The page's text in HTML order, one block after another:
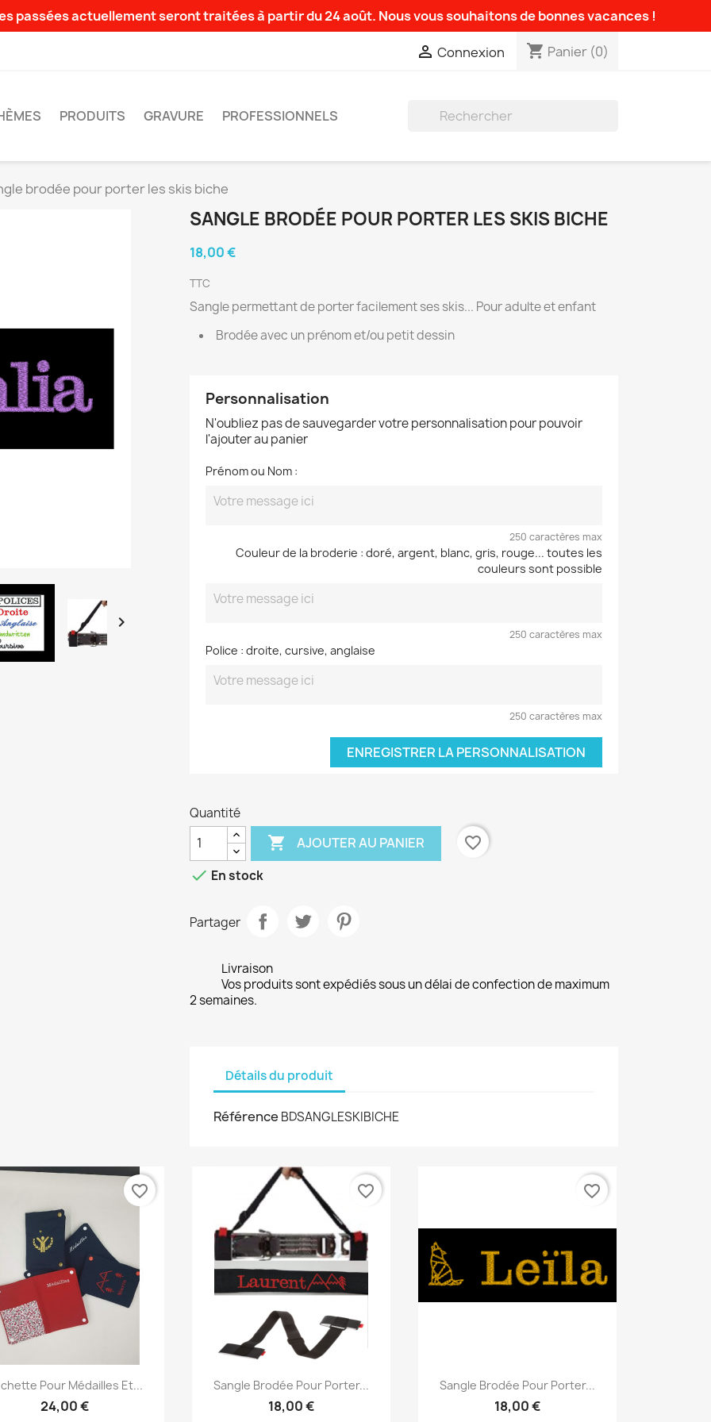
passées actuellement seront traitées à partir du 24 août. Nous vous souhaitons de bonnes vacances !
 Connexion shopping_cart Panier (0)
PRODUITS GRAVURE PROFESSIONNELS
brodée pour porter les skis biche

SANGLE BRODÉE POUR PORTER LES SKIS BICHE
18,00 €
TTC
Sangle permettant de porter facilement ses skis... Pour adulte et enfant
Brodée avec un prénom et/ou petit dessin
Personnalisation
N'oubliez pas de sauvegarder votre personnalisation pour pouvoir
l'ajouter au panier
Prénom ou Nom :
250 caractères max
Couleur de la broderie : doré, argent, blanc, gris, rouge... toutes les
couleurs sont possible
250 caractères max
Police : droite, cursive, anglaise
250 caractères max
ENREGISTRER LA PERSONNALISATION
Quantité
 AJOUTER AU PANIER
favorite_border
 En stock
Partager
Livraison
Vos produits sont expédiés sous un délai de confection de maximum
2 semaines.
Détails du produit
Référence BDSANGLESKIBICHE
Aperçu rapide
Pour Médailles Et...
24,00 €
favorite_border
Aperçu rapide
Sangle Brodée Pour Porter...
18,00 €
favorite_border
Aperçu rapide
Sangle Brodée Pour Porter...
18,00 €
favorite_border